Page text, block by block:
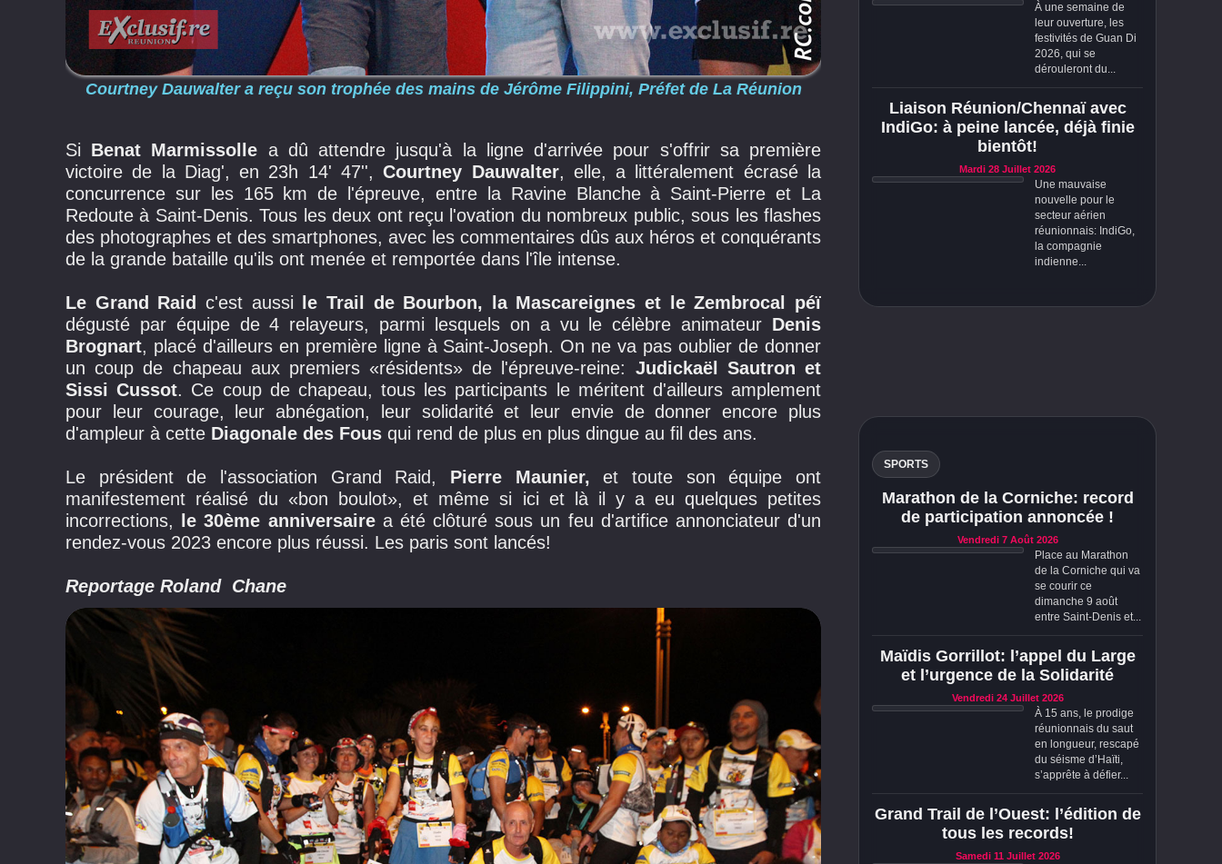
Courtney Dauwalter a reçu son trophée des mains de Jérôme Filippini, Préfet de La Réunion
Si Benat Marmissolle a dû attendre jusqu'à la ligne d'arrivée pour s'offrir sa première
victoire de la Diag', en 23h 14' 47'',Courtney Dauwalter, elle, a littéralement écrasé la
concurrence sur les 165 km de l'épreuve, entre la Ravine Blanche à Saint-Pierre et La
Redoute à Saint-Denis. Tous les deux ont reçu l'ovation du nombreux public, sous les flashes
des photographes et des smartphones, avec les commentaires dûs aux héros et conquérants
de la grande bataille qu'ils ont menée et remportée dans l'île intense.
Le Grand Raid c'est aussi le Trail de Bourbon, la Mascareignes et le Zembrocal péï
dégusté par équipe de 4 relayeurs, parmi lesquels on a vu le célèbre animateur Denis
Brognart, placé d'ailleurs en première ligne à Saint-Joseph. On ne va pas oublier de donner
un coup de chapeau aux premiers «résidents» de l'épreuve-reine: Judickaël Sautron et
Sissi Cussot. Ce coup de chapeau, tous les participants le méritent d'ailleurs amplement
pour leur courage, leur abnégation, leur solidarité et leur envie de donner encore plus
d'ampleur à cette Diagonale des Fous qui rend de plus en plus dingue au fil des ans.
Le président de l'association Grand Raid, Pierre Maunier, et toute son équipe ont
manifestement réalisé du «bon boulot», et même si ici et là il y a eu quelques petites
incorrections,
le 30ème anniversairea été clôturé sous un feu d'artifice annonciateur d'un
rendez-vous 2023 encore plus réussi. Les paris sont lancés!
Reportage Roland Chane
À une semaine de
leur ouverture, les
festivités de Guan Di
2026, qui se
dérouleront du...
Liaison Réunion/Chennaï avec
IndiGo: à peine lancée, déjà finie
bientôt!
Mardi 28 Juillet 2026
Une mauvaise
nouvelle pour le
secteur aérien
réunionnais: IndiGo,
la compagnie
indienne...
SPORTS
Marathon de la Corniche: record
de participation annoncée !
Vendredi 7 Août 2026
Place au Marathon
de la Corniche qui va
se courir ce
dimanche 9 août
entre Saint-Denis et...
Maïdis Gorrillot: l’appel du Large
et l’urgence de la Solidarité
Vendredi 24 Juillet 2026
À 15 ans, le prodige
réunionnais du saut
en longueur, rescapé
du séisme d’Haïti,
s’apprête à défier...
Grand Trail de l’Ouest: l’édition de
tous les records!
Samedi 11 Juillet 2026